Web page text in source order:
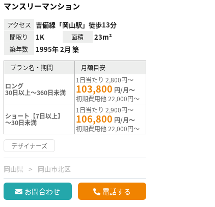
マンスリーマンション
アクセス 吉備線「岡山駅」徒歩13分
間取り 1K 面積 23m²
築年数 1995年 2月 築
プラン名・期間 月額目安
ロング
30日以上～360日未満
1日当たり 2,800円～
103,800 円/月～
初期費用他 22,000円～
ショート【7日以上】
～30日未満
1日当たり 2,900円～
106,800 円/月～
初期費用他 22,000円～
デザイナーズ
岡山県 岡山市北区
お問合わせ 電話する